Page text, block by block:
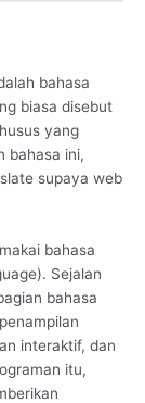
bahasa
biasa disebut
yang
bahasa ini,
supaya web
bahasa
Sejalan
bahasa
interaktif, dan
itu,